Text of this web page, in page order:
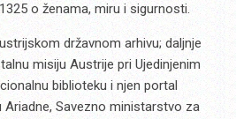
o ženama, miru i sigurnosti.
državnom arhivu; daljnje
misiju Austrije pri Ujedinjenim
biblioteku i njen portal
Ariadne, Savezno ministarstvo za